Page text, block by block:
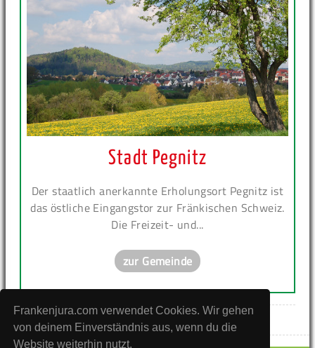
Frankenjura.com verwendet Cookies. Wir gehen
von deinem Einverständnis aus, wenn du die
Website weiterhin nutzt.
Stadt Pegnitz
Der staatlich anerkannte Erholungsort Pegnitz ist
das östliche Eingangstor zur Fränkischen Schweiz.
Die Freizeit- und...
zur Gemeinde